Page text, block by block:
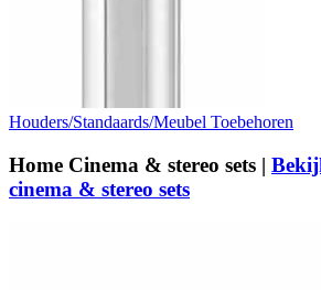
Houders/Standaards/Meubel Toebehoren
Home Cinema & stereo sets |
cinema & stereo sets